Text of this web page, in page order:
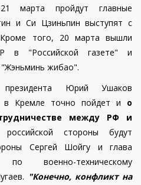
марта пройдут главные
и Си Цзиньпин выступят с
того, 20 марта вышли
в "Российской газете" и
"Жэньминь жибао".
президента Юрий Ушаков
в Кремле точно пойдет и о
между РФ и
стороны будут
Сергей Шойгу и глава
военно-техническому
"Конечно, конфликт на